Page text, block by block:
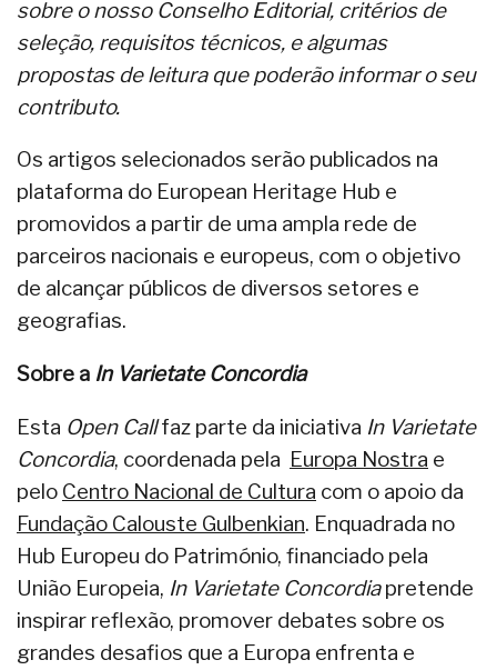
sobre o nosso Conselho Editorial, critérios de
seleção, requisitos técnicos, e algumas
propostas de leitura que poderão informar o seu
contributo.
Os artigos selecionados serão publicados na
plataforma do European Heritage Hub e
promovidos a partir de uma ampla rede de
parceiros nacionais e europeus, com o objetivo
de alcançar públicos de diversos setores e
geografias.
Sobre a In Varietate Concordia
Esta Open Callfaz parte da iniciativa In Varietate
Concordia, coordenada pela Europa Nostra e
pelo Centro Nacional de Cultura com o apoio da
Fundação Calouste Gulbenkian. Enquadrada no
Hub Europeu do Património, financiado pela
União Europeia, In Varietate Concordiapretende
inspirar reflexão, promover debates sobre os
grandes desafios que a Europa enfrenta e